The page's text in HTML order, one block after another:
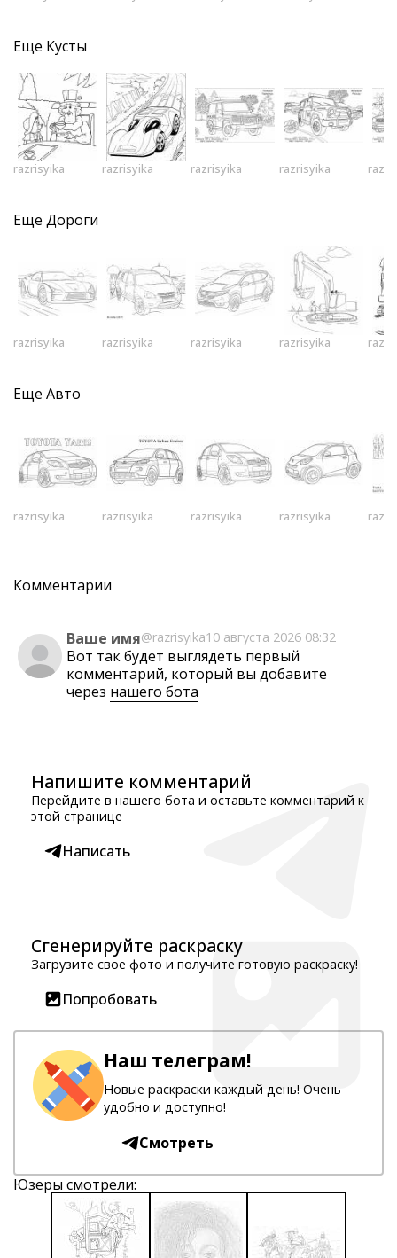
Еще Кусты
razrisyika razrisyika razrisyika razrisyika
Еще Дороги
razrisyika razrisyika razrisyika razrisyika
Еще Авто
razrisyika razrisyika razrisyika razrisyika
Комментарии
Ваше имя@razrisyika10 августа 2026 08:32
Вот так будет выглядеть первый
комментарий, который вы добавите
через нашего бота
Напишите комментарий
Перейдите в нашего бота и оставьте комментарий к
этой странице
Написать
Сгенерируйте раскраску
Загрузите свое фото и получите готовую раскраску!
Попробовать
Наш телеграм!
Новые раскраски каждый день! Очень
удобно и доступно!
Смотреть
Юзеры смотрели: